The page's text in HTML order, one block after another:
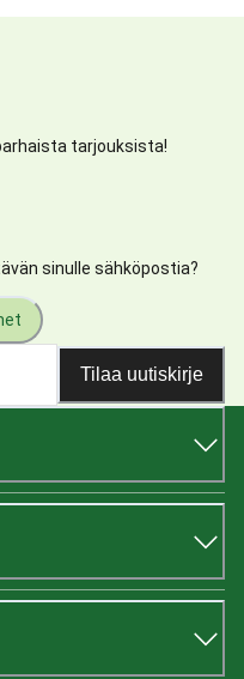
tarjouksista!
sinulle sähköpostia?
Tilaa uutiskirje